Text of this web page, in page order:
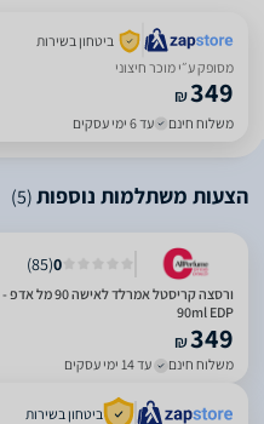
ביטחון בשירות
מסופק ע״י מוכר חיצוני
₪349
משלוח חינם עד 6 ימי עסקים
הצעות משתלמות נוספות(5)
0
(
85
)
90ml EDP
₪349
משלוח חינם עד 14 ימי עסקים
ביטחון בשירות